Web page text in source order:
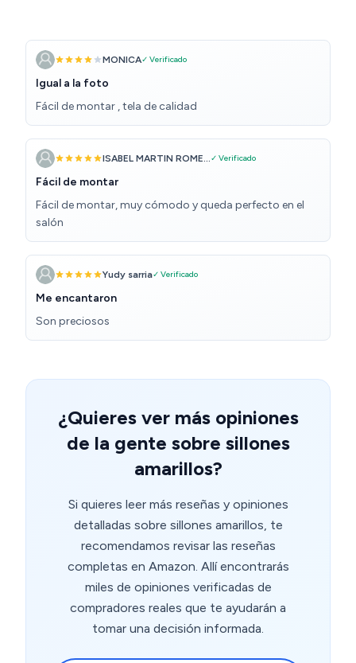
MONICA✓ Verificado
Igual a la foto
Fácil de montar , tela de calidad
ISABEL MARTIN ROME...✓ Verificado
Fácil de montar
Fácil de montar, muy cómodo y queda perfecto en el
salón
Yudy sarria✓ Verificado
Me encantaron
Son preciosos
¿Quieres ver más opiniones
de la gente sobre sillones
amarillos?
Si quieres leer más reseñas y opiniones
detalladas sobre sillones amarillos, te
recomendamos revisar las reseñas
completas en Amazon. Allí encontrarás
miles de opiniones verificadas de
compradores reales que te ayudarán a
tomar una decisión informada.